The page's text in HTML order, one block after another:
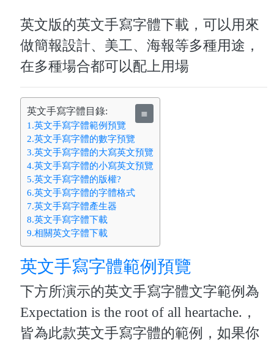
英文版的英文手寫字體下載，可以用來
做簡報設計、美工、海報等多種用途，
在多種場合都可以配上用場
英文手寫字體目錄: ≣
1.英文手寫字體範例預覽
2.英文手寫字體的數字預覽
3.英文手寫字體的大寫英文預覽
4.英文手寫字體的小寫英文預覽
5.英文手寫字體的版權?
6.英文手寫字體的字體格式
7.英文手寫字體產生器
8.英文手寫字體下載
9.相關英文字體下載
英文手寫字體範例預覽
下方所演示的英文手寫字體文字範例為
Expectation is the root of all heartache.，
皆為此款英文手寫字體的範例，如果你